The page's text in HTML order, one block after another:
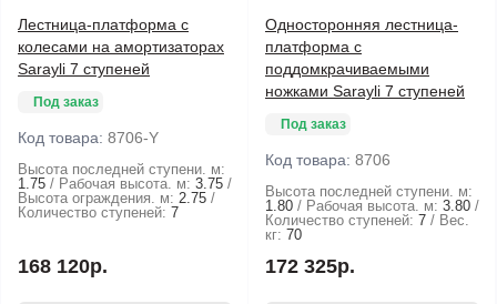
Лестница-платформа с
колесами на амортизаторах
Sarayli 7 ступеней
Под заказ
Код товара: 8706-Y
Высота последней ступени. м:
1.75
Рабочая высота. м: 3.75
Высота ограждения. м: 2.75
Количество ступеней: 7
168 120р.
Односторонняя лестница-
платформа с
поддомкрачиваемыми
ножками Sarayli 7 ступеней
Под заказ
Код товара: 8706
Высота последней ступени. м:
1.80
Рабочая высота. м: 3.80
Количество ступеней: 7
Вес.
кг: 70
172 325р.